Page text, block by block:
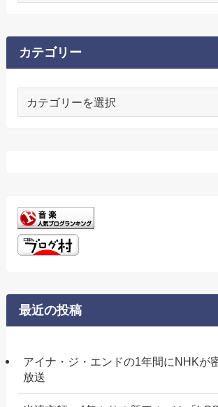
イ
ブ
カテゴリー
最近の投稿
アイナ・ジ・エンドの1年間にNHKが
放送